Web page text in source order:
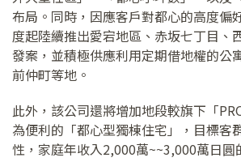
布局。同時，因應客戶對都心的高度偏
度起陸續推出愛宕地區、赤坂七丁目、
發案，並積極供應利用定期借地權的公
前仲町等地。
此外，該公司還將增加地段較旗下「
為便利的「都心型獨棟住宅」，目標客
性，家庭年收入2,000萬~~3,000萬日圓